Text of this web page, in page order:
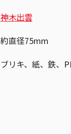
神木出雲
約直径75mm
ブリキ、紙、鉄、